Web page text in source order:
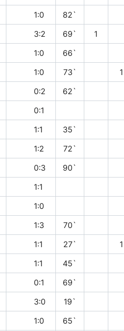
1:0 82`
3:2 69` 1
1:0 66`
1:0 73` 1
0:2 62`
0:1
1:1 35`
1:2 72`
0:3 90`
1:1
1:0
1:3 70`
1:1 27` 1
1:1 45`
0:1 69`
3:0 19`
1:0 65`